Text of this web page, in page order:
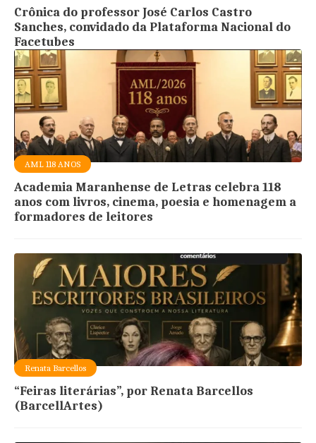
Crônica do professor José Carlos Castro
Sanches, convidado da Plataforma Nacional do
Facetubes
AML 118 ANOS
Academia Maranhense de Letras celebra 118
anos com livros, cinema, poesia e homenagem a
formadores de leitores
Renata Barcellos
“Feiras literárias”, por Renata Barcellos
(BarcellArtes)